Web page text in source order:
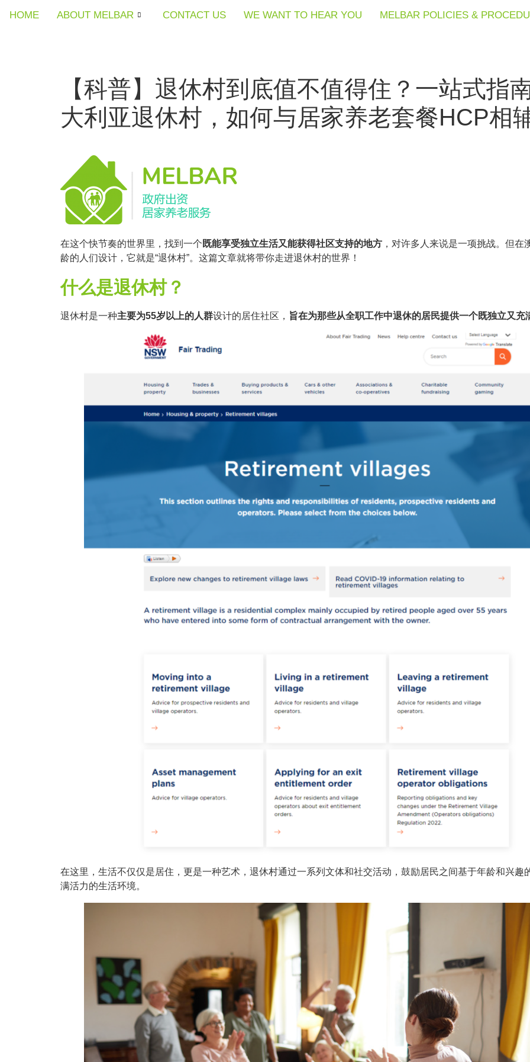
HOME ABOUT MELBAR CONTACT US WE WANT TO HEAR YOU MELBAR POLICIES &
HOME ABOUT MELBAR CONTACT US WE WANT TO HEAR YOU MELBAR POLICIES &
HOME ABOUT MELBAR CONTACT US WE WANT TO HEAR YOU MELBAR POLICIES &
【科普】退休村到底值不值得住？一站式指
大利亚退休村，如何与居家养老套餐HCP相
在这个快节奏的世界里，找到一个 既能享受独立生活又能获得社区支持的地方 ，对许多人来说是一项挑战。但
龄的人们设计，它就是“退休村”。这篇文章就将带你走进退休村的世界！
什么是退休村？
退休村是一种主要为55岁以上的人群设计的居住社区， 旨在为那些从全职工作中退休的居民提供一个既独立又充
在这里，生活不仅仅是居住，更是一种艺术，退休村通过一系列文体和社交活动，鼓励居民之间基于年龄和兴
满活力的生活环境。